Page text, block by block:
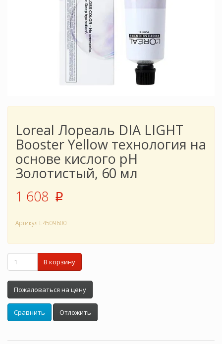
Loreal Лореаль DIA LIGHT
Booster Yellow технология на
основе кислого pH
Золотистый, 60 мл
1 608 p
Артикул E4509600
В корзину
Пожаловаться на цену
Сравнить Отложить